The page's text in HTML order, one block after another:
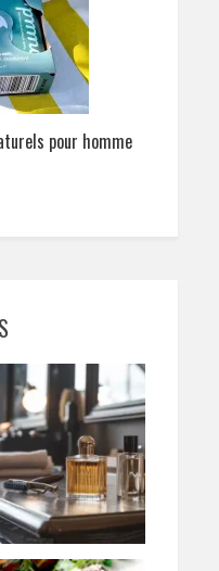
pour homme